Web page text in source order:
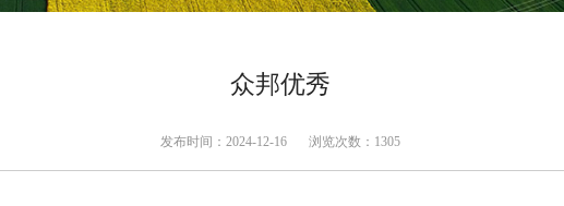
众邦优秀
发布时间：2024-12-16 浏览次数：1305